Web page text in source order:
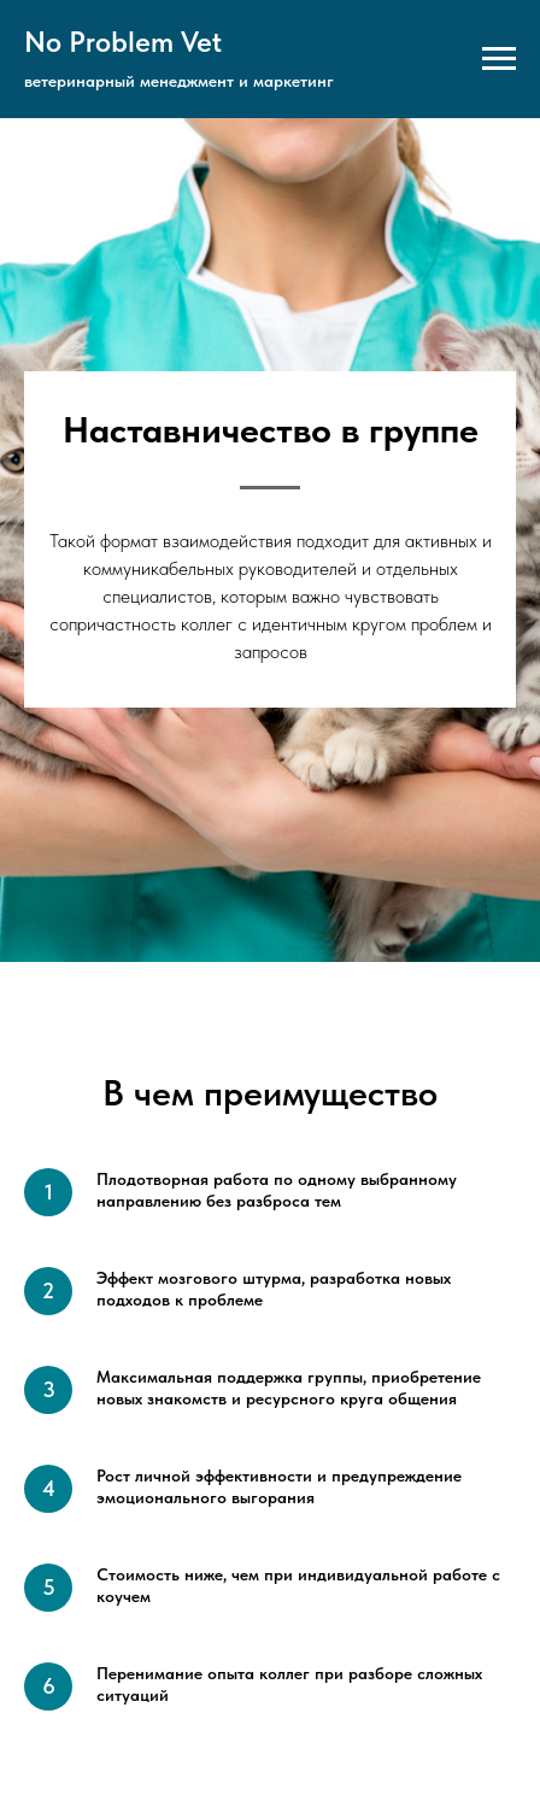
No Problem Vet
ветеринарный менеджмент и маркетинг
Наставничество в группе
Такой формат взаимодействия подходит для активных и
коммуникабельных руководителей и отдельных
специалистов, которым важно чувствовать
сопричастность коллег с идентичным кругом проблем и
запросов
В чем преимущество
Плодотворная работа по одному выбранному
направлению без разброса тем
Эффект мозгового штурма, разработка новых
подходов к проблеме
Максимальная поддержка группы, приобретение
новых знакомств и ресурсного круга общения
Рост личной эффективности и предупреждение
эмоционального выгорания
Стоимость ниже, чем при индивидуальной работе с
коучем
Перенимание опыта коллег при разборе сложных
ситуаций